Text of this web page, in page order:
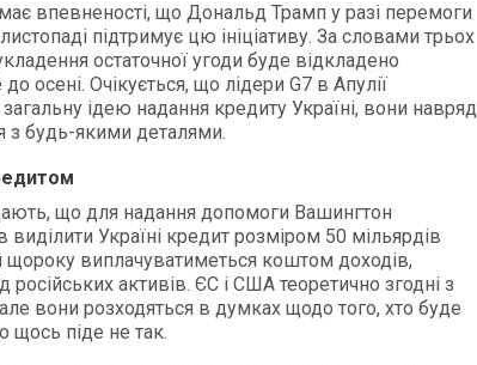
впевненості, що Дональд Трамп у разі перемоги
підтримує цю ініціативу. За словами трьох
остаточної угоди буде відкладено
осені. Очікується, що лідери G7 в Апулії
ідею надання кредиту Україні, вони навряд
з будь-якими деталями.
що для надання допомоги Вашингтон
виділити Україні кредит розміром 50 мільярдів
щороку виплачуватиметься коштом доходів,
російських активів. ЄС і США теоретично згодні з
вони розходяться в думках щодо того, хто буде
щось піде не так.